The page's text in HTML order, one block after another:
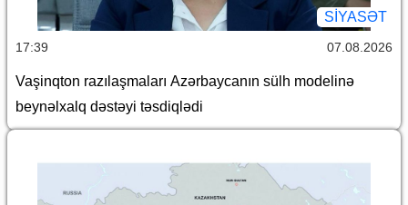
SİYASƏT
17:39 07.08.2026
Vaşinqton razılaşmaları Azərbaycanın sülh modelinə
beynəlxalq dəstəyi təsdiqlədi